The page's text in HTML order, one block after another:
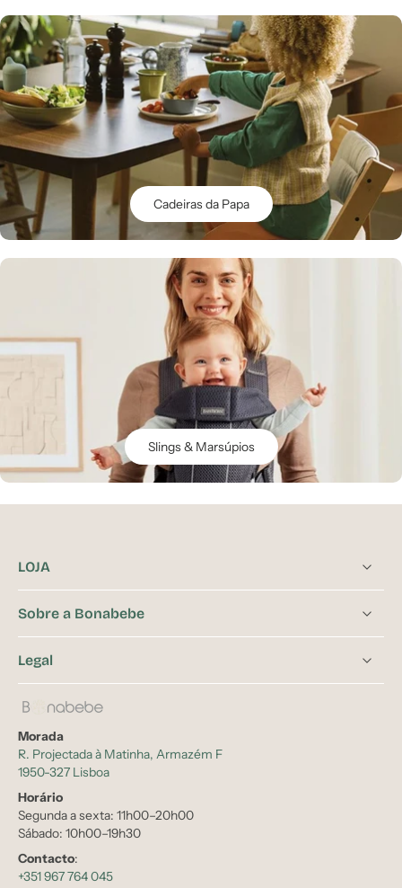
Cadeiras da Papa
Slings & Marsúpios
LOJA
Sobre a Bonabebe
Legal
Morada
R. Projectada à Matinha, Armazém F
1950-327 Lisboa
Horário
Segunda a sexta: 11h00–20h00
Sábado: 10h00–19h30
Contacto:
+351 967 764 045